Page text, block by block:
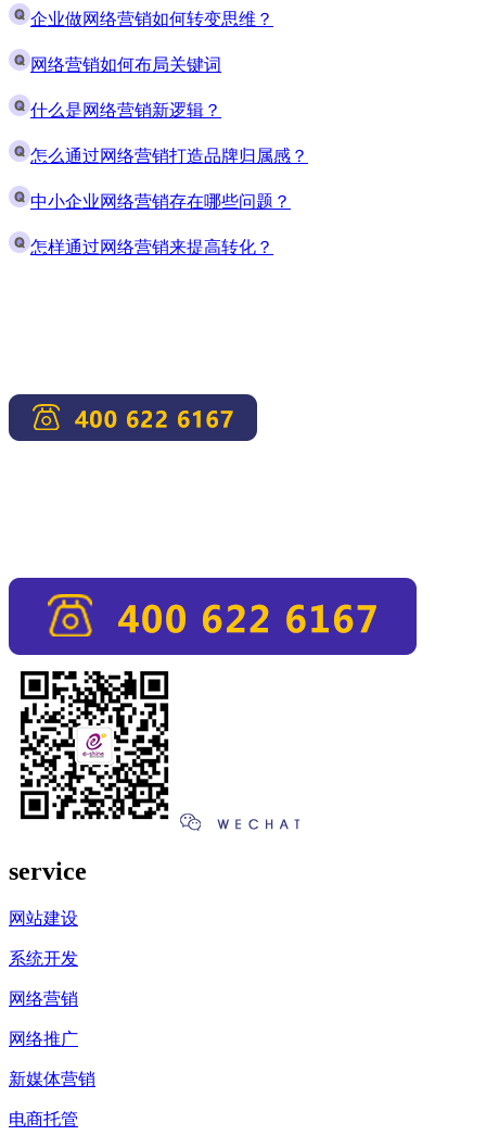
企业做网络营销如何转变思维？
网络营销如何布局关键词
什么是网络营销新逻辑？
怎么通过网络营销打造品牌归属感？
中小企业网络营销存在哪些问题？
怎样通过网络营销来提高转化？
service
网站建设
系统开发
网络营销
网络推广
新媒体营销
电商托管